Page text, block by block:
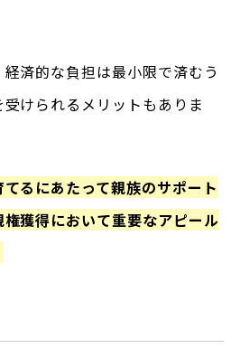
済的な負担は最小限で済むう
けられるメリットもありま
るにあたって親族のサポート
獲得において重要なアピール